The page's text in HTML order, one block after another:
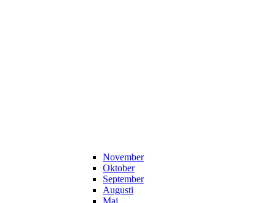
November
Oktober
September
Augusti
Maj